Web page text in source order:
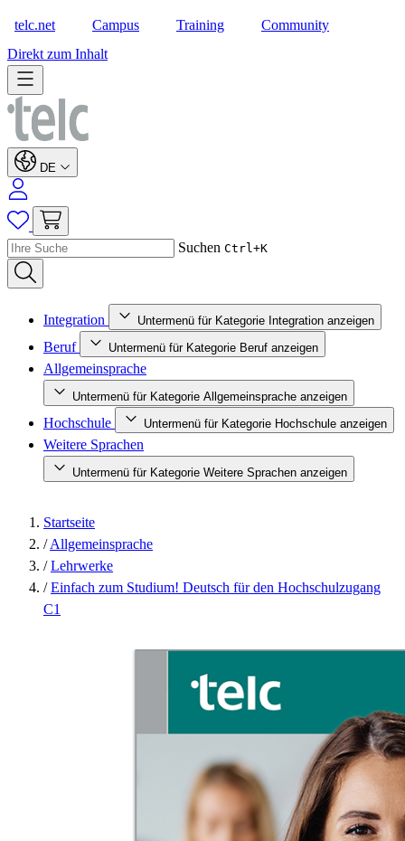
telc.net Campus Training Community
Direkt zum Inhalt
DE
Suchen Ctrl+K
Integration Untermenü für Kategorie Integration anzeigen
Beruf Untermenü für Kategorie Beruf anzeigen
Allgemeinsprache
Untermenü für Kategorie Allgemeinsprache anzeigen
Hochschule Untermenü für Kategorie Hochschule anzeigen
Weitere Sprachen
Untermenü für Kategorie Weitere Sprachen anzeigen
Startseite
/ Allgemeinsprache
/ Lehrwerke
/ Einfach zum Studium! Deutsch für den Hochschulzugang
C1